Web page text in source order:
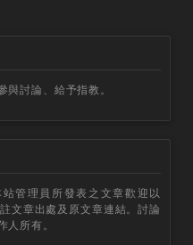
討論、給予指教。
管理員所發表之文章歡迎以
文章出處及原文章連結。討論
所有。